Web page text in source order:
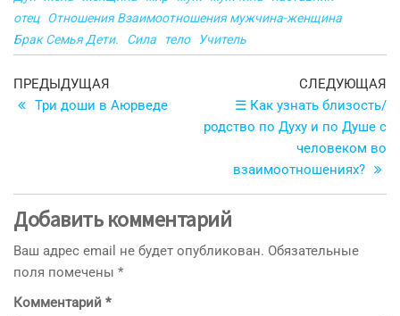
отец
Отношения Взаимоотношения мужчина-женщина
Брак Семья Дети.
Сила тело Учитель
Навигация
по
Предыдущая
запись
ПРЕДЫДУЩАЯ
Три доши в Аюрведе
СЛЕДУЮЩАЯ
☰ Как узнать близость/
родство по Духу и по Душе с
человеком во
взаимоотношениях?
Добавить комментарий
Ваш адрес email не будет опубликован. Обязательные
поля помечены *
Комментарий *